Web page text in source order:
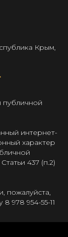
Крым,
публичной
интернет-
характер
437 (п.2)
пожалуйста,
8 978 954-55-11